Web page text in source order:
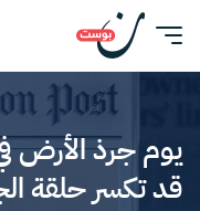
يوم جرذ الأرض
قد تكسر حلقة